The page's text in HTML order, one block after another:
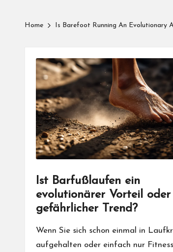
Home Is Barefoot Running An Evolutionary
Ist Barfußlaufen ein
evolutionärer Vorteil oder
gefährlicher Trend?
Wenn Sie sich schon einmal in
aufgehalten oder einfach nur